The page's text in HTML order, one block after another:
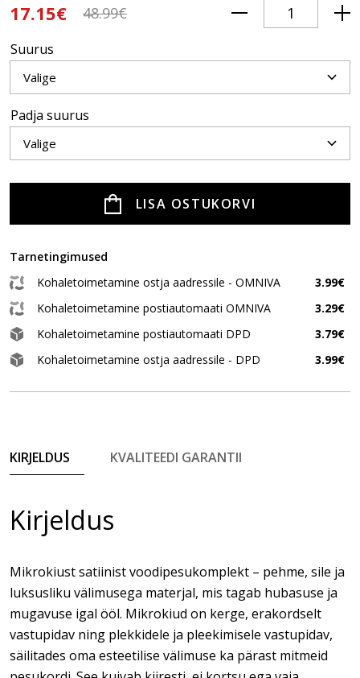
17.15€ 48.99€
Suurus
Padja suurus
LISA OSTUKORVI
Tarnetingimused
Kohaletoimetamine ostja aadressile - OMNIVA
3.99€
Kohaletoimetamine postiautomaati OMNIVA
3.29€
Kohaletoimetamine postiautomaati DPD
3.79€
Kohaletoimetamine ostja aadressile - DPD
3.99€
KIRJELDUS KVALITEEDI GARANTII
Kirjeldus
Mikrokiust satiinist voodipesukomplekt – pehme, sile ja
luksusliku välimusega materjal, mis tagab hubasuse ja
mugavuse igal ööl. Mikrokiud on kerge, erakordselt
vastupidav ning plekkidele ja pleekimisele vastupidav,
säilitades oma esteetilise välimuse ka pärast mitmeid